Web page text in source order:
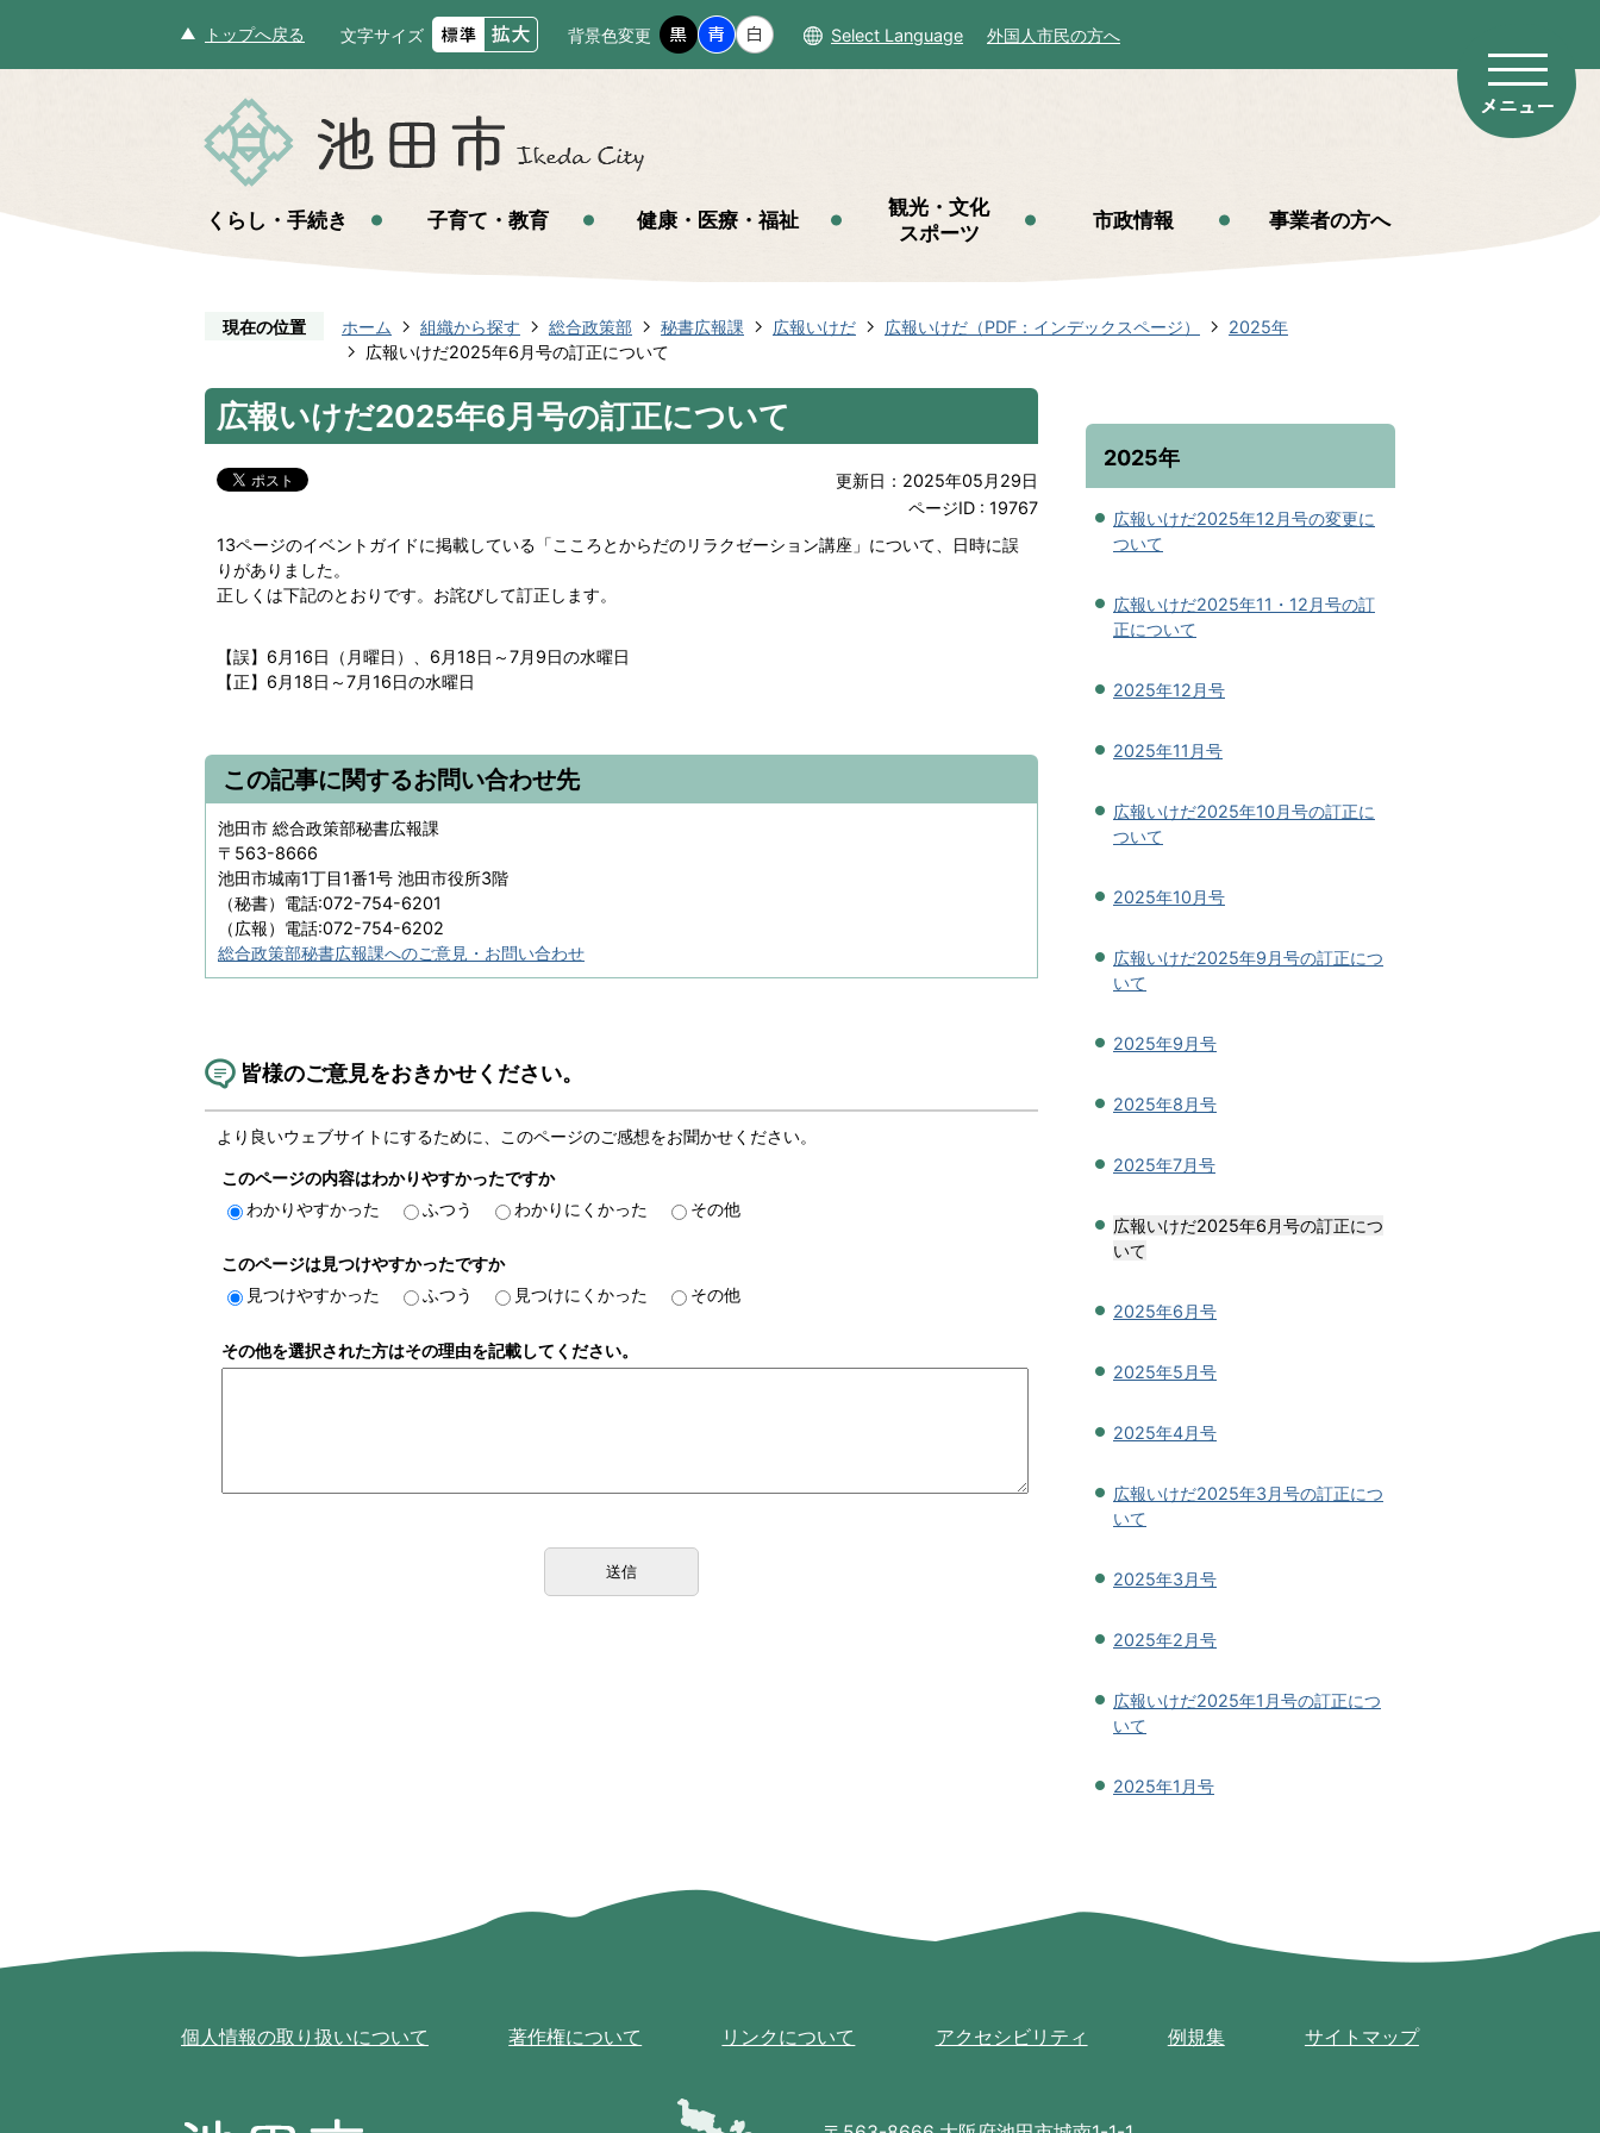
トップへ戻る 文字サイズ 背景色変更 Select Language 外国人市民の方へ
くらし・手続き 子育て・教育 健康・医療・福祉
観光・文化
スポーツ
市政情報 事業者の方へ
現在の位置 ホーム 組織から探す 総合政策部 秘書広報課 広報いけだ 広報いけだ（PDF：インデックスページ）
2025年
広報いけだ2025年6月号の訂正について
広報いけだ2025年6月号の訂正について
更新日：2025年05月29日
ページID : 19767
13ページのイベントガイドに掲載している「こころとからだのリラクゼーション講座」について、日時に誤
りがありました。
正しくは下記のとおりです。お詫びして訂正します。
【誤】6月16日（月曜日）、6月18日～7月9日の水曜日
【正】6月18日～7月16日の水曜日
この記事に関するお問い合わせ先
池田市 総合政策部秘書広報課
〒563-8666
池田市城南1丁目1番1号 池田市役所3階
（秘書）電話:072-754-6201
（広報）電話:072-754-6202
総合政策部秘書広報課へのご意見・お問い合わせ
皆様のご意見をおきかせください。
より良いウェブサイトにするために、このページのご感想をお聞かせください。
このページの内容はわかりやすかったですか
わかりやすかった
ふつう わかりにくかった その他
このページは見つけやすかったですか
見つけやすかった
ふつう 見つけにくかった その他
その他を選択された方はその理由を記載してください。
2025年
広報いけだ2025年12月号の変更に
ついて
広報いけだ2025年11・12月号の訂
正について
2025年12月号
2025年11月号
広報いけだ2025年10月号の訂正に
ついて
2025年10月号
広報いけだ2025年9月号の訂正につ
いて
2025年9月号
2025年8月号
2025年7月号
広報いけだ2025年6月号の訂正につ
いて
2025年6月号
2025年5月号
2025年4月号
広報いけだ2025年3月号の訂正につ
いて
2025年3月号
2025年2月号
広報いけだ2025年1月号の訂正につ
いて
2025年1月号
個人情報の取り扱いについて 著作権について リンクについて アクセシビリティ 例規集 サイトマップ